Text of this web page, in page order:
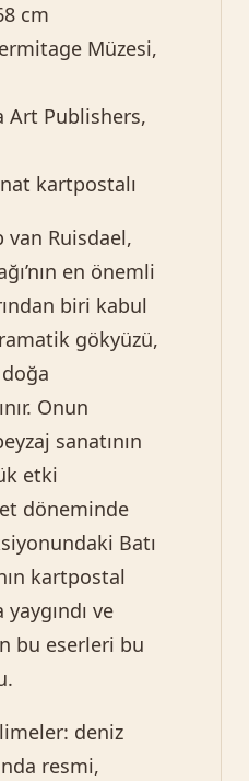
cm
Müzesi,
Art Publishers,
kartpostalı
Ruisdael,
en önemli
biri kabul
gökyüzü,
doğa
Onun
sanatının
etki
döneminde
Batı
kartpostal
ve
bu eserleri bu
deniz
resmi,